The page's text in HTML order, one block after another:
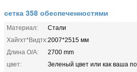
сетка 358 обеспеченностями
Материал:
Стали
Хайгхт*Видтх:2007*2515 мм
Длина О/А:
2700 mm
цвет:
Зеленый цвет или как ваша